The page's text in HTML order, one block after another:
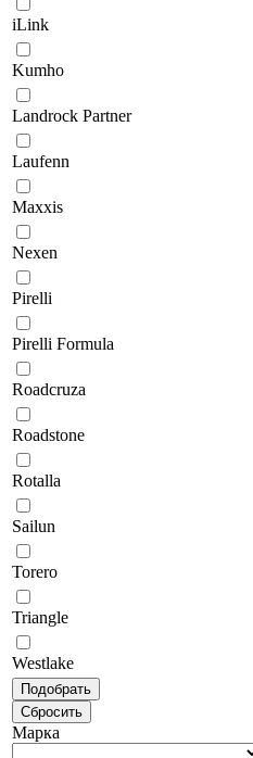
iLink
Kumho
Landrock Partner
Laufenn
Maxxis
Nexen
Pirelli
Pirelli Formula
Roadcruza
Roadstone
Rotalla
Sailun
Torero
Triangle
Westlake
Марка